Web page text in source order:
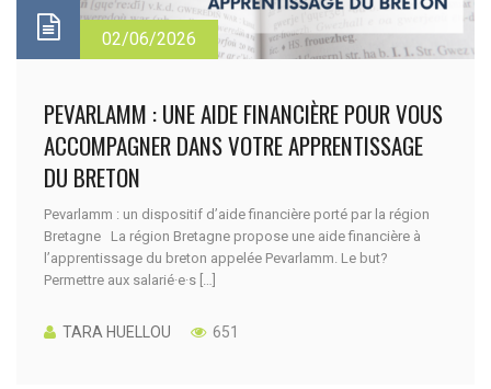
02/06/2026
PEVARLAMM : UNE AIDE FINANCIÈRE POUR VOUS
ACCOMPAGNER DANS VOTRE APPRENTISSAGE
DU BRETON
Pevarlamm : un dispositif d’aide financière porté par la région
Bretagne La région Bretagne propose une aide financière à
l’apprentissage du breton appelée Pevarlamm. Le but?
Permettre aux salarié·e·s […]
TARA HUELLOU 651